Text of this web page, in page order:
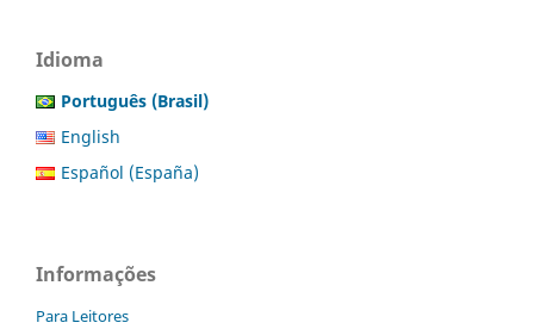
Idioma
Português (Brasil)
English
Español (España)
Informações
Para Leitores